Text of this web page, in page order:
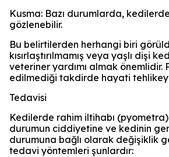
Kusma: Bazı durumlarda,
gözlenebilir.
Bu belirtilerden herhangi biri
kısırlaştırılmamış veya yaşlı dişi
veteriner yardımı almak önemlidir.
edilmediği takdirde hayati
Tedavisi
Kedilerde rahim iltihabı
durumun ciddiyetine ve kedinin
durumuna bağlı olarak değişiklik
tedavi yöntemleri şunlardır: